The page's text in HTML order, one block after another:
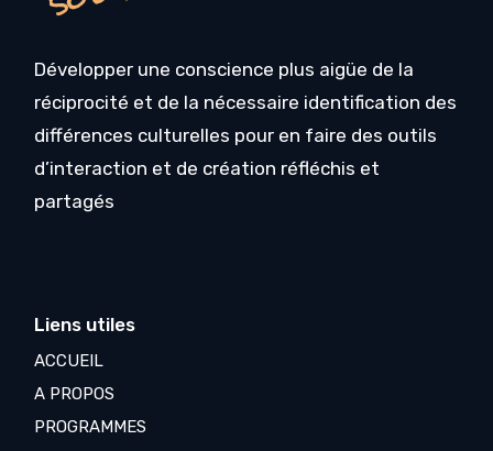
Développer une conscience plus aigüe de la
réciprocité et de la nécessaire identification des
différences culturelles pour en faire des outils
d’interaction et de création réfléchis et
partagés
Liens utiles
ACCUEIL
A PROPOS
PROGRAMMES